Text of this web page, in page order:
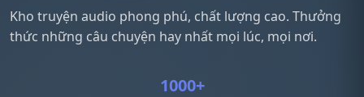
Kho truyện audio phong phú, chất lượng cao. Thưởng
thức những câu chuyện hay nhất mọi lúc, mọi nơi.
1000+